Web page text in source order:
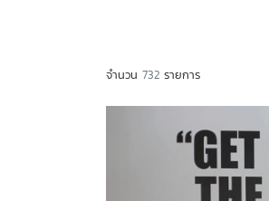
จำนวน 732 รายการ